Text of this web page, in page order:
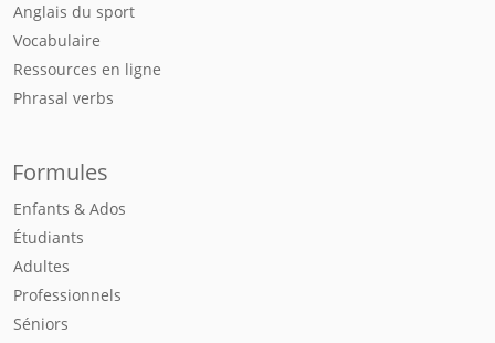
Anglais du sport
Vocabulaire
Ressources en ligne
Phrasal verbs
Formules
Enfants & Ados
Étudiants
Adultes
Professionnels
Séniors